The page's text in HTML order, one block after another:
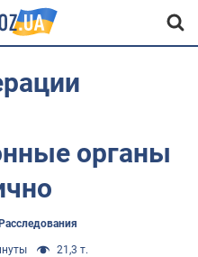
органы
21,3 т.